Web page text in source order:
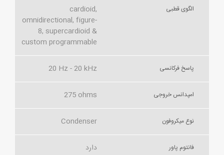
الگوی قطبی
cardioid,
omnidirectional, figure-
8, supercardioid &
custom programmable
پاسخ فرکانسی 20 Hz - 20 kHz
امپدانس خروجی 275 ohms
نوع میکروفون Condenser
فانتوم پاور دارد